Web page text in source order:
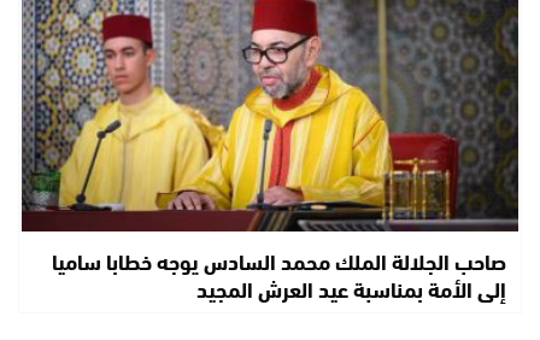
صاحب الجلالة الملك محمد السادس يوجه خطابا ساميا
إلى الأمة بمناسبة عيد العرش المجيد